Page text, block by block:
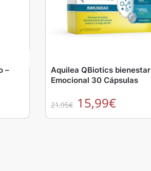
–
Aquilea QBiotics bienestar
Emocional 30 Cápsulas
21,95€ 15,99€